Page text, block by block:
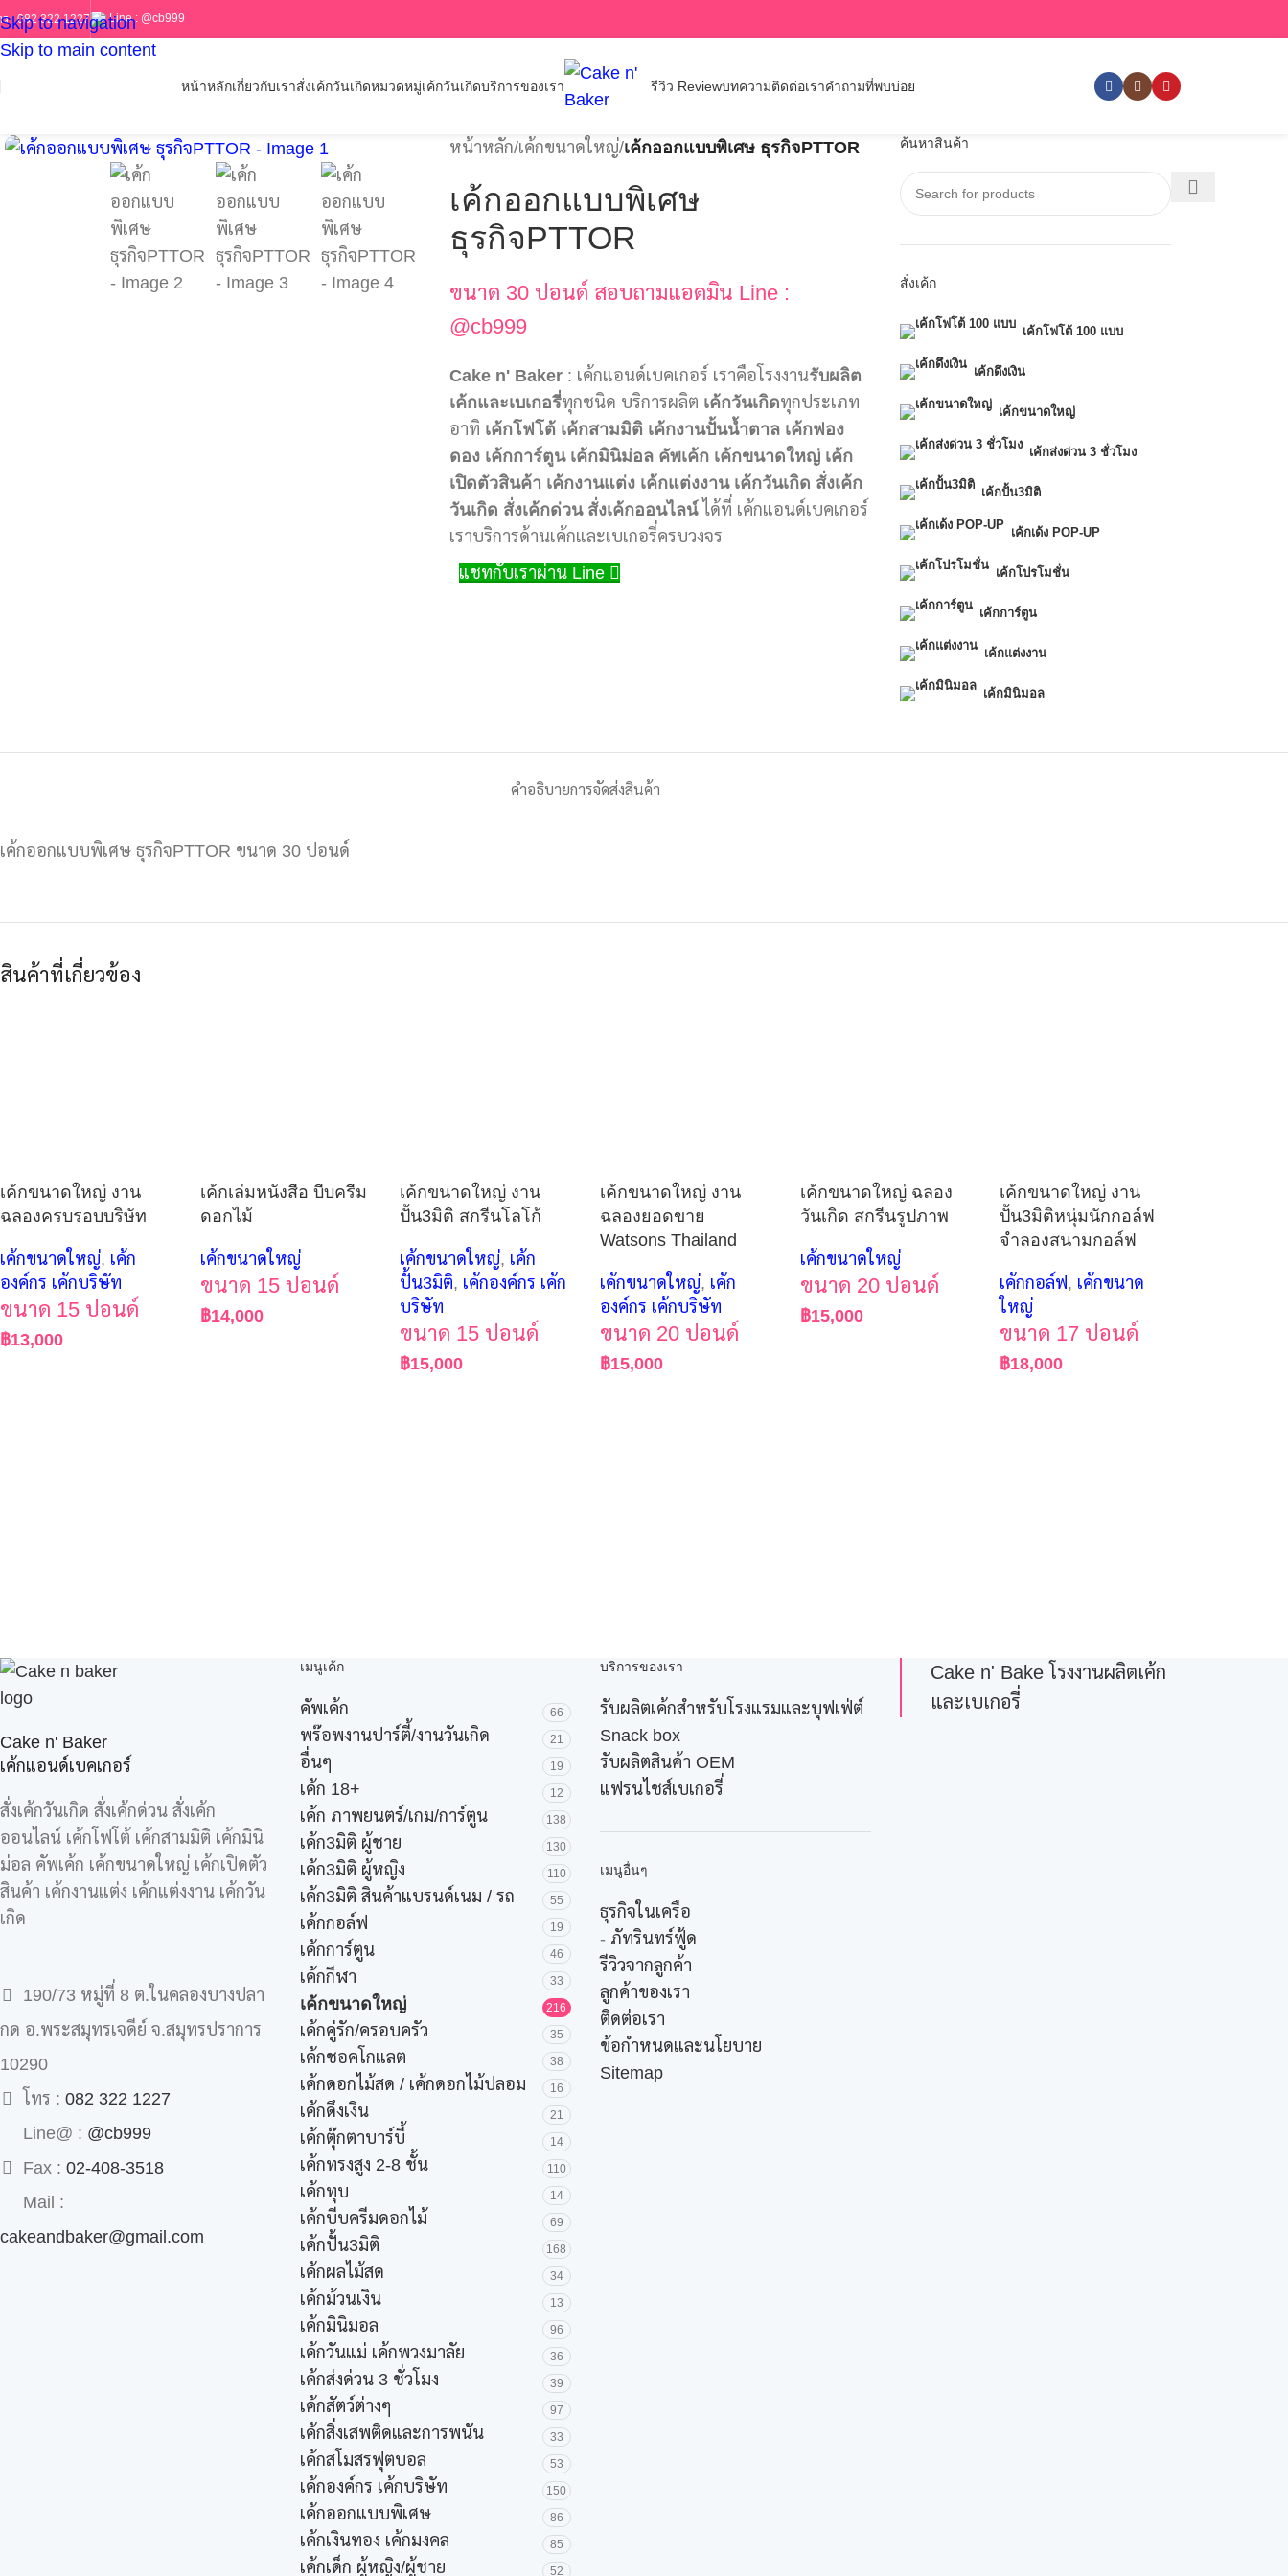
Skip to navigation
Skip to main content
ร : 082 322 1227 Line : @cb999
หน้าหลักเกี่ยวกับเราสั่งเค้กวันเกิดหมวดหมู่เค้กวันเกิดบริการของเรา รีวิว Reviewบทความติดต่อเราคำถามที่พบบ่อย
หน้าหลัก/เค้กขนาดใหญ่/เค้กออกแบบพิเศษ ธุรกิจPTTOR
เค้กออกแบบพิเศษ
ธุรกิจPTTOR
ขนาด 30 ปอนด์ สอบถามแอดมิน Line :
@cb999
Cake n' Baker : เค้กแอนด์เบคเกอร์ เราคือโรงงานรับผลิต
เค้กและเบเกอรี่ทุกชนิด บริการผลิต เค้กวันเกิดทุกประเภท
อาทิ เค้กโฟโต้ เค้กสามมิติ เค้กงานปั้นน้ำตาล เค้กฟอง
ดอง เค้กการ์ตูน เค้กมินิม่อล คัพเค้ก เค้กขนาดใหญ่ เค้ก
เปิดตัวสินค้า เค้กงานแต่ง เค้กแต่งงาน เค้กวันเกิด สั่งเค้ก
วันเกิด สั่งเค้กด่วน สั่งเค้กออนไลน์ได้ที่ เค้กแอนด์เบคเกอร์
เราบริการด้านเค้กและเบเกอรี่ครบวงจร
แชทกับเราผ่าน Line
ค้นหาสินค้า
สั่งเค้ก
เค้กโฟโต้ 100 แบบ
เค้กดึงเงิน
เค้กขนาดใหญ่
เค้กส่งด่วน 3 ชั่วโมง
เค้กปั้น3มิติ
เค้กเด้ง POP-UP
เค้กโปรโมชั่น
เค้กการ์ตูน
เค้กแต่งงาน
เค้กมินิมอล
คำอธิบายการจัดส่งสินค้า
เค้กออกแบบพิเศษ ธุรกิจPTTOR ขนาด 30 ปอนด์
สินค้าที่เกี่ยวข้อง
เค้กขนาดใหญ่ งาน
ฉลองครบรอบบริษัท
เค้กขนาดใหญ่, เค้ก
องค์กร เค้กบริษัท
ขนาด 15 ปอนด์
฿13,000
เค้กเล่มหนังสือ บีบครีม
ดอกไม้
เค้กขนาดใหญ่
ขนาด 15 ปอนด์
฿14,000
เค้กขนาดใหญ่ งาน
ปั้น3มิติ สกรีนโลโก้
เค้กขนาดใหญ่, เค้ก
ปั้น3มิติ, เค้กองค์กร เค้ก
บริษัท
ขนาด 15 ปอนด์
฿15,000
เค้กขนาดใหญ่ งาน
ฉลองยอดขาย
Watsons Thailand
เค้กขนาดใหญ่, เค้ก
องค์กร เค้กบริษัท
ขนาด 20 ปอนด์
฿15,000
เค้กขนาดใหญ่ ฉลอง
วันเกิด สกรีนรูปภาพ
เค้กขนาดใหญ่
ขนาด 20 ปอนด์
฿15,000
เค้กขนาดใหญ่ งาน
ปั้น3มิติหนุ่มนักกอล์ฟ
จำลองสนามกอล์ฟ
เค้กกอล์ฟ, เค้กขนาด
ใหญ่
ขนาด 17 ปอนด์
฿18,000
Cake n' Baker
เค้กแอนด์เบคเกอร์
สั่งเค้กวันเกิด สั่งเค้กด่วน สั่งเค้ก
ออนไลน์ เค้กโฟโต้ เค้กสามมิติ เค้กมินิ
ม่อล คัพเค้ก เค้กขนาดใหญ่ เค้กเปิดตัว
สินค้า เค้กงานแต่ง เค้กแต่งงาน เค้กวัน
เกิด
190/73 หมู่ที่ 8 ต.ในคลองบางปลา
กด อ.พระสมุทรเจดีย์ จ.สมุทรปราการ
10290
โทร : 082 322 1227
Line@ : @cb999
Fax : 02-408-3518
Mail :
cakeandbaker@gmail.com
เมนูเค้ก
คัพเค้ก 66
พร๊อพงานปาร์ตี้/งานวันเกิด 21
อื่นๆ 19
เค้ก 18+ 12
เค้ก ภาพยนตร์/เกม/การ์ตูน 138
เค้ก3มิติ ผู้ชาย 130
เค้ก3มิติ ผู้หญิง 110
เค้ก3มิติ สินค้าแบรนด์เนม / รถ 55
เค้กกอล์ฟ 19
เค้กการ์ตูน 46
เค้กกีฬา 33
เค้กขนาดใหญ่ 216
เค้กคู่รัก/ครอบครัว 35
เค้กชอคโกแลต 38
เค้กดอกไม้สด / เค้กดอกไม้ปลอม 16
เค้กดึงเงิน 21
เค้กตุ๊กตาบาร์บี้ 14
เค้กทรงสูง 2-8 ชั้น 110
เค้กทุบ 14
เค้กบีบครีมดอกไม้ 69
เค้กปั้น3มิติ 168
เค้กผลไม้สด 34
เค้กม้วนเงิน 13
เค้กมินิมอล 96
เค้กวันแม่ เค้กพวงมาลัย 36
เค้กส่งด่วน 3 ชั่วโมง 39
เค้กสัตว์ต่างๆ 97
เค้กสิ่งเสพติดและการพนัน 33
เค้กสโมสรฟุตบอล 53
เค้กองค์กร เค้กบริษัท 150
เค้กออกแบบพิเศษ 86
เค้กเงินทอง เค้กมงคล 85
เค้กเด็ก ผู้หญิง/ผู้ชาย 52
บริการของเรา
รับผลิตเค้กสำหรับโรงแรมและบุฟเฟ่ต์
Snack box
รับผลิตสินค้า OEM
แฟรนไชส์เบเกอรี่
เมนูอื่นๆ
ธุรกิจในเครือ
- ภัทรินทร์ฟู้ด
รีวิวจากลูกค้า
ลูกค้าของเรา
ติดต่อเรา
ข้อกำหนดและนโยบาย
Sitemap
Cake n' Bake โรงงานผลิตเค้ก
และเบเกอรี่